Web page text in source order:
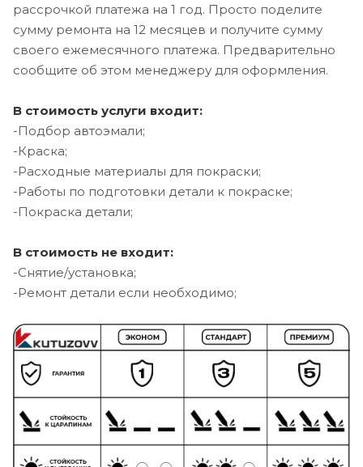
рассрочкой платежа на 1 год. Просто поделите
сумму ремонта на 12 месяцев и получите сумму
своего ежемесячного платежа. Предварительно
сообщите об этом менеджеру для оформления.
В стоимость услуги входит:
-Подбор автоэмали;
-Краска;
-Расходные материалы для покраски;
-Работы по подготовки детали к покраске;
-Покраска детали;
В стоимость не входит:
-Снятие/установка;
-Ремонт детали если необходимо;